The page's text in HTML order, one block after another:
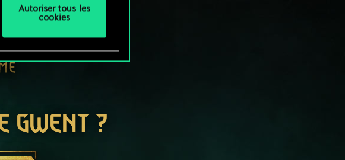
Autoriser tous les
cookies
GWENT ?